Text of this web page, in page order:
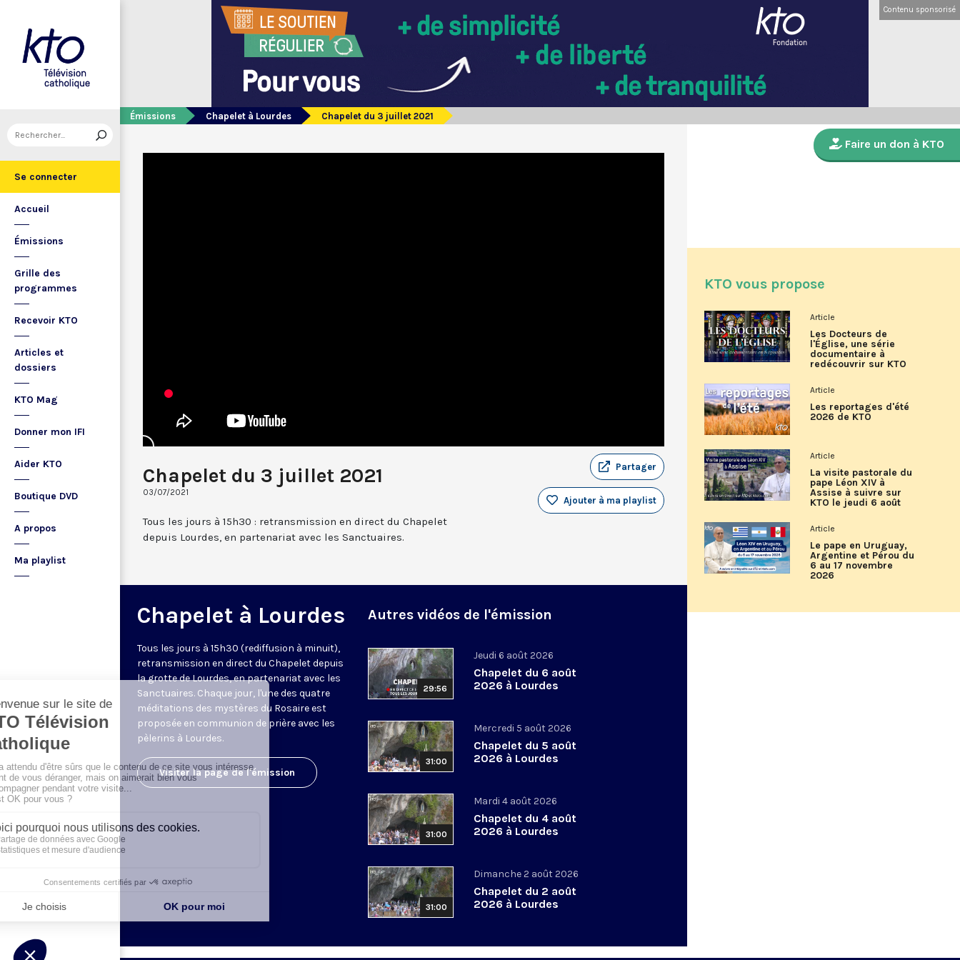
Se connecter
Accueil
Émissions
Grille des
programmes
Recevoir KTO
Articles et
dossiers
KTO Mag
Donner mon IFI
Aider KTO
Boutique DVD
A propos
Ma playlist
Contenu sponsorisé
Émissions Chapelet à Lourdes Chapelet du 3 juillet 2021
Chapelet du 3 juillet 2021
03/07/2021
Partager
Ajouter à ma playlist
Tous les jours à 15h30 : retransmission en direct du Chapelet
depuis Lourdes, en partenariat avec les Sanctuaires.
Chapelet à Lourdes
Tous les jours à 15h30 (rediffusion à minuit),
retransmission en direct du Chapelet depuis
la grotte de Lourdes, en partenariat avec les
Sanctuaires. Chaque jour, l'une des quatre
méditations des mystères du Rosaire est
proposée en communion de prière avec les
pèlerins à Lourdes.
Visiter la page de l'émission
Autres vidéos de l'émission
29:56
Jeudi 6 août 2026
Chapelet du 6 août
2026 à Lourdes
31:00
Mercredi 5 août 2026
Chapelet du 5 août
2026 à Lourdes
31:00
Mardi 4 août 2026
Chapelet du 4 août
2026 à Lourdes
31:00
Dimanche 2 août 2026
Chapelet du 2 août
2026 à Lourdes
Faire un don à KTO
KTO vous propose
Article
Les Docteurs de
l'Église, une série
documentaire à
redécouvrir sur KTO
Article
Les reportages d'été
2026 de KTO
Article
La visite pastorale du
pape Léon XIV à
Assise à suivre sur
KTO le jeudi 6 août
Article
Le pape en Uruguay,
Argentine et Pérou du
6 au 17 novembre
2026